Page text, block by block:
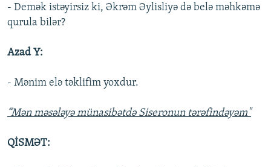
- Demək istəyirsiz ki, Əkrəm Əylisliyə də belə məhkəmə
qurula bilər?
Azad Y:
- Mənim elə təklifim yoxdur.
“Mən məsələyə münasibətdə Siseronun tərəfindəyəm"
QİSMƏT: